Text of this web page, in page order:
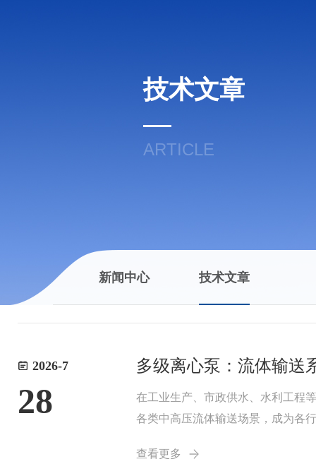
技术文章
ARTICLE
新闻中心 技术文章
2026-7
28
多级离心泵：流体输送
在工业生产、市政供水、水利工程
各类中高压流体输送场景，成为各
查看更多